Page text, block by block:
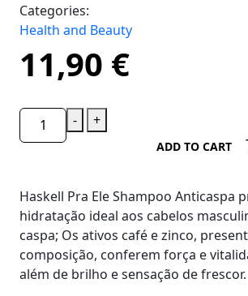
Categories:
Health and Beauty
11,90 €
- +
ADD TO CART
Haskell Pra Ele Shampoo Anticaspa
hidratação ideal aos cabelos
caspa; Os ativos café e zinco,
composição, conferem força e
além de brilho e sensação de frescor.